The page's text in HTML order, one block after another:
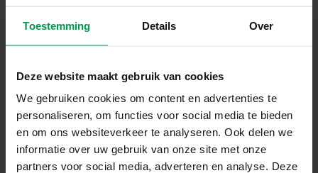
Toestemming Details Over
Deze website maakt gebruik van cookies
We gebruiken cookies om content en advertenties te
personaliseren, om functies voor social media te bieden
en om ons websiteverkeer te analyseren. Ook delen we
informatie over uw gebruik van onze site met onze
partners voor social media, adverteren en analyse. Deze